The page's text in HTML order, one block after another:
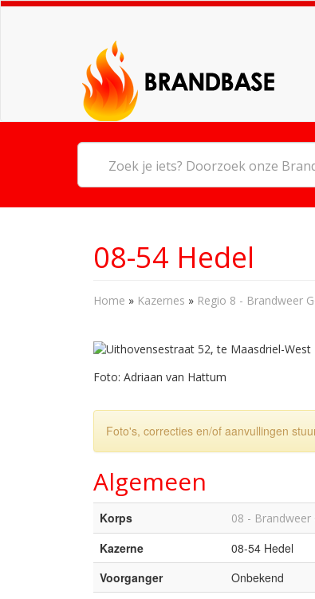
08-54 Hedel
Home » Kazernes » Regio 8 - Brandweer
Foto: Adriaan van Hattum
Foto's, correcties en/of aanvullingen
Algemeen
Korps 08 - Brandweer
Kazerne
08-54 Hedel
Voorganger
Onbekend